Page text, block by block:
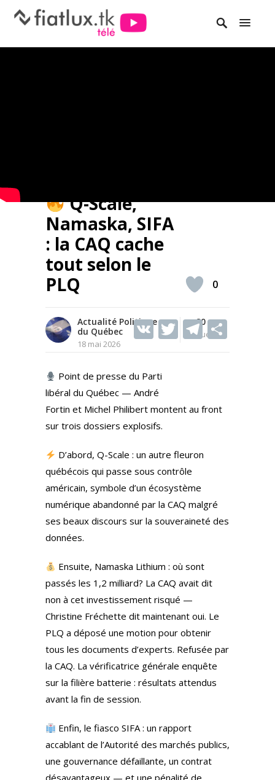
Q-Scale,
Namaska, SIFA
: la CAQ cache
tout selon le
PLQ
Actualité Politique
du Québec
18 mai 2026
80
Vues
V T T
a
0
Point de presse du Parti
libéral du Québec — André
Fortin et Michel Philibert montent au front
sur trois dossiers explosifs.
D’abord, Q-Scale : un autre fleuron
québécois qui passe sous contrôle
américain, symbole d’un écosystème
numérique abandonné par la CAQ malgré
ses beaux discours sur la souveraineté des
données.
Ensuite, Namaska Lithium : où sont
passés les 1,2 milliard? La CAQ avait dit
non à cet investissement risqué —
Christine Fréchette dit maintenant oui. Le
PLQ a déposé une motion pour obtenir
tous les documents d’experts. Refusée par
la CAQ. La vérificatrice générale enquête
sur la filière batterie : résultats attendus
avant la fin de session.
Enfin, le fiasco SIFA : un rapport
accablant de l’Autorité des marchés publics,
une gouvernance défaillante, un contrat
désavantageux — et une pénalité de